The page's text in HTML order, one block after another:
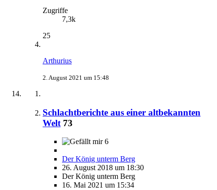
Zugriffe
7,3k
25
Arthurius
2. August 2021 um 15:48
Schlachtberichte aus einer altbekannten
Welt 73
6
Der König unterm Berg
26. August 2018 um 18:30
Der König unterm Berg
16. Mai 2021 um 15:34